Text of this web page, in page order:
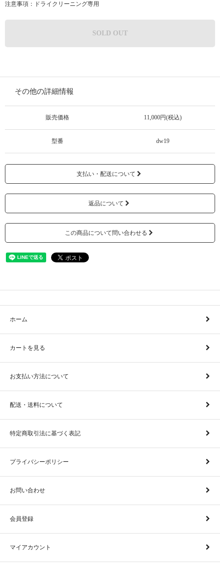
注意事項：ドライクリーニング専用
SOLD OUT
その他の詳細情報
販売価格 11,000円(税込)
型番 dw19
支払い・配送について
返品について
この商品について問い合わせる
ホーム
カートを見る
お支払い方法について
配送・送料について
特定商取引法に基づく表記
プライバシーポリシー
お問い合わせ
会員登録
マイアカウント